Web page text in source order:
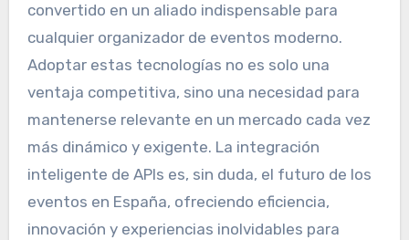
convertido en un aliado indispensable para
cualquier organizador de eventos moderno.
Adoptar estas tecnologías no es solo una
ventaja competitiva, sino una necesidad para
mantenerse relevante en un mercado cada vez
más dinámico y exigente. La integración
inteligente de APIs es, sin duda, el futuro de los
eventos en España, ofreciendo eficiencia,
innovación y experiencias inolvidables para